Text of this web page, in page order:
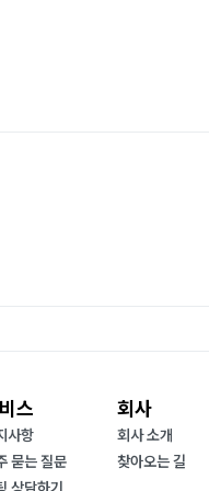
스
사항
묻는 질문
회사
회사 소개
찾아오는 길